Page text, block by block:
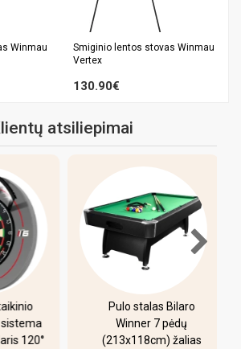
Winmau
Smiginio lentos stovas Winmau
Vertex
130.90€
atsiliepimai
120°
Pulo stalas Bilaro
Winner 7 pėdų
(213x118cm) žalias